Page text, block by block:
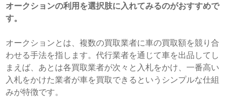
オークションの利用を選択肢に入れてみるのがおすすめで
す。
オークションとは、複数の買取業者に車の買取額を競り合
わせる手法を指します。代行業者を通じて車を出品してし
まえば、あとは各買取業者が次々と入札をかけ、一番高い
入札をかけた業者が車を買取できるというシンプルな仕組
みが特徴です。